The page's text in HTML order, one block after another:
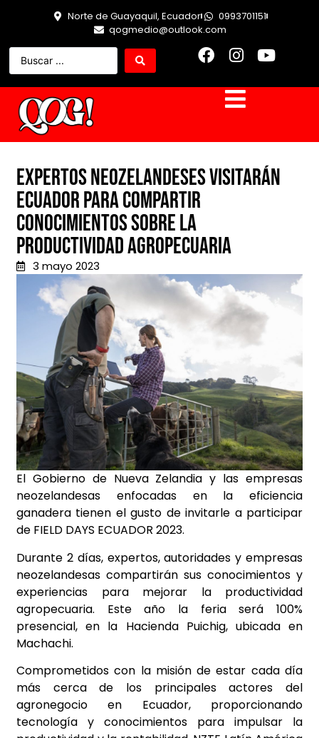
Norte de Guayaquil, Ecuador
0993701151
qogmedio@outlook.com
Expertos neozelandeses visitarán
Ecuador para compartir
conocimientos sobre la
productividad agropecuaria
3 mayo 2023
El Gobierno de Nueva Zelandia y las empresas
neozelandesas enfocadas en la eficiencia
ganadera tienen el gusto de invitarle a participar
de FIELD DAYS ECUADOR 2023.
Durante 2 días, expertos, autoridades y empresas
neozelandesas compartirán sus conocimientos y
experiencias para mejorar la productividad
agropecuaria. Este año la feria será 100%
presencial, en la Hacienda Puichig, ubicada en
Machachi.
Comprometidos con la misión de estar cada día
más cerca de los principales actores del
agronegocio en Ecuador, proporcionando
tecnología y conocimientos para impulsar la